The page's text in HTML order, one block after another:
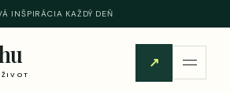
INŠPIRÁCIA KAŽDÝ DEŇ
↗